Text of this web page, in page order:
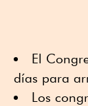
El
días para
Los